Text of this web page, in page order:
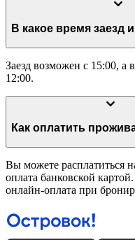
Заезд возможен с 15:00, а
12:00.
Вы можете расплатиться
оплата банковской
онлайн-оплата при